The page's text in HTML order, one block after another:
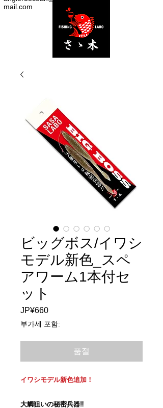
mail.com
ビッグボス/イワシ
モデル新色_スペ
アワーム1本付セ
ット
JP¥660가
격
부가세 포함:
품절
イワシモデル新色追加！
大鯛狙いの秘密兵器‼︎